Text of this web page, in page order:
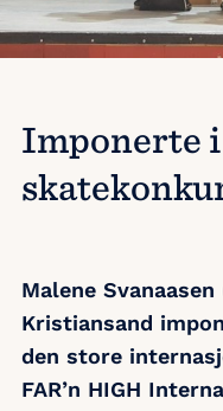
Imponerte
Malene
Kristiansand
den store
FAR’n HIGH